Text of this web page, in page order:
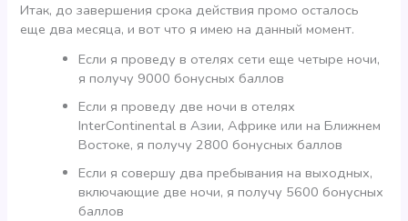
Итак, до завершения срока действия промо осталось
еще два месяца, и вот что я имею на данный момент.
Если я проведу в отелях сети еще четыре ночи,
я получу 9000 бонусных баллов
Если я проведу две ночи в отелях
InterContinental в Азии, Африке или на Ближнем
Востоке, я получу 2800 бонусных баллов
Если я совершу два пребывания на выходных,
включающие две ночи, я получу 5600 бонусных
баллов